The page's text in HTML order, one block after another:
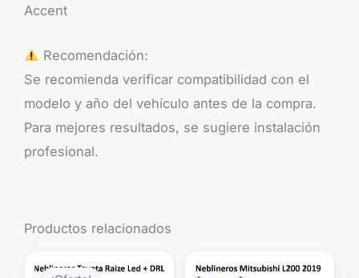
Accent
Recomendación:
Se recomienda verificar compatibilidad con el
modelo y año del vehículo antes de la compra.
Para mejores resultados, se sugiere instalación
profesional.
Productos relacionados
precio
precio